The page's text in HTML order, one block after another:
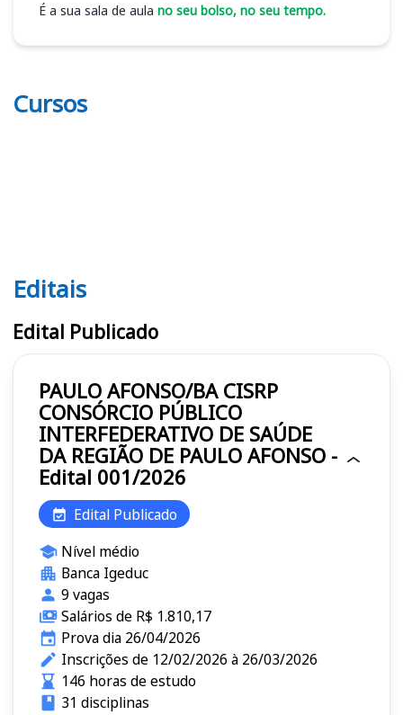
É a sua sala de aula no seu bolso, no seu tempo.
Cursos
Editais CISRP
Editais
Edital Publicado
PAULO AFONSO/BA CISRP
CONSÓRCIO PÚBLICO
INTERFEDERATIVO DE SAÚDE
DA REGIÃO DE PAULO AFONSO -
Edital 001/2026
Edital Publicado
Nível médio
Banca Igeduc
9 vagas
Salários de R$ 1.810,17
Prova dia 26/04/2026
Inscrições de 12/02/2026 à 26/03/2026
146 horas de estudo
31 disciplinas